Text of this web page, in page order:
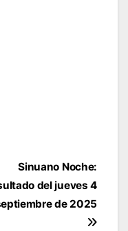
Sinuano Noche:
del jueves 4
de 2025